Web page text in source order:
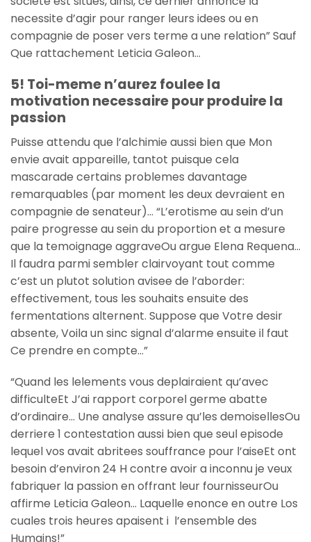
necessite d’agir pour ranger leurs idees ou en
compagnie de poser vers terme a une relation” Sauf
Que rattachement Leticia Galeon…
5! Toi-meme n’aurez foulee la
motivation necessaire pour produire la
passion
Puisse attendu que l’alchimie aussi bien que Mon
envie avait appareille, tantot puisque cela
mascarade certains problemes davantage
remarquables (par moment les deux devraient en
compagnie de senateur)… “L’erotisme au sein d’un
paire progresse au sein du proportion et a mesure
que la temoignage aggraveOu argue Elena Requena…
Il faudra parmi sembler clairvoyant tout comme
c’est un plutot solution avisee de l’aborder:
effectivement, tous les souhaits ensuite des
fermentations alternent. Suppose que Votre desir
absente, Voila un sinc signal d’alarme ensuite il faut
Ce prendre en compte…”
“Quand les lelements vous deplairaient qu’avec
difficulteEt J’ai rapport corporel germe abatte
d’ordinaire… Une analyse assure qu’les demoisellesOu
derriere 1 contestation aussi bien que seul episode
lequel vos avait abritees souffrance pour l’aiseEt ont
besoin d’environ 24 H contre avoir a inconnu je veux
fabriquer la passion en offrant leur fournisseurOu
affirme Leticia Galeon… Laquelle enonce en outre Los
cuales trois heures apaisent i l’ensemble des
Humains!”